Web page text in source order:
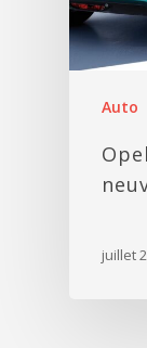
Auto
juillet